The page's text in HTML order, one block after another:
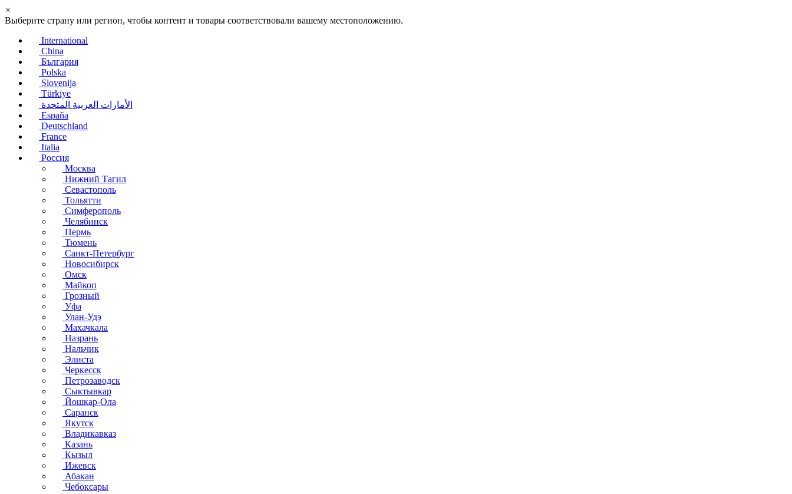
×
Выберите страну или регион, чтобы контент и товары соответствовали вашему местоположению.
International
China
България
Polska
Slovenija
Türkiye
الأمارات العربية المتحدة
España
Deutschland
France
Italia
Россия
Москва
Нижний Тагил
Севастополь
Тольятти
Симферополь
Челябинск
Пермь
Тюмень
Санкт-Петербург
Новосибирск
Омск
Майкоп
Грозный
Уфа
Улан-Удэ
Махачкала
Назрань
Нальчик
Элиста
Черкесск
Петрозаводск
Сыктывкар
Йошкар-Ола
Саранск
Якутск
Владикавказ
Казань
Кызыл
Ижевск
Абакан
Чебоксары